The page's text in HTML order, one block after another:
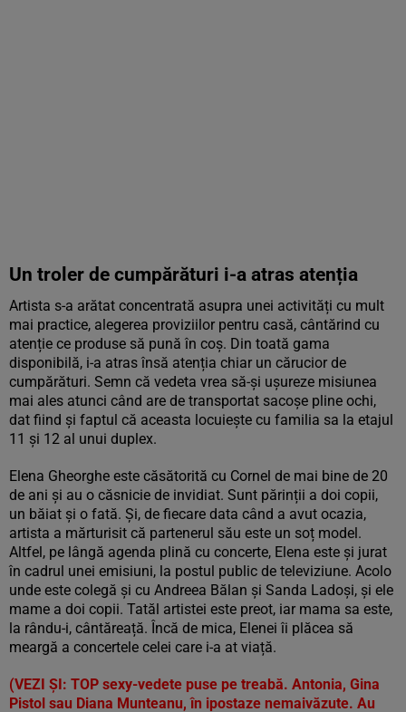
Un troler de cumpărături i-a atras atenția
Artista s-a arătat concentrată asupra unei activități cu mult
mai practice, alegerea proviziilor pentru casă, cântărind cu
atenție ce produse să pună în coș. Din toată gama
disponibilă, i-a atras însă atenția chiar un cărucior de
cumpărături. Semn că vedeta vrea să-și ușureze misiunea
mai ales atunci când are de transportat sacoșe pline ochi,
dat fiind și faptul că aceasta locuiește cu familia sa la etajul
11 și 12 al unui duplex.
Elena Gheorghe este căsătorită cu Cornel de mai bine de 20
de ani și au o căsnicie de invidiat. Sunt părinții a doi copii,
un băiat și o fată. Și, de fiecare data când a avut ocazia,
artista a mărturisit că partenerul său este un soț model.
Altfel, pe lângă agenda plină cu concerte, Elena este și jurat
în cadrul unei emisiuni, la postul public de televiziune. Acolo
unde este colegă și cu Andreea Bălan și Sanda Ladoși, și ele
mame a doi copii. Tatăl artistei este preot, iar mama sa este,
la rându-i, cântăreață. Încă de mica, Elenei îi plăcea să
meargă a concertele celei care i-a at viață.
(VEZI ȘI: TOP sexy-vedete puse pe treabă. Antonia, Gina
Pistol sau Diana Munteanu, în ipostaze nemaivăzute. Au